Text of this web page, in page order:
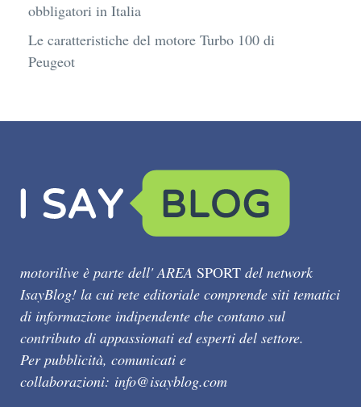
obbligatori in Italia
Le caratteristiche del motore Turbo 100 di
Peugeot
motorilive è parte dell' AREA SPORT del network
IsayBlog! la cui rete editoriale comprende siti tematici
di informazione indipendente che contano sul
contributo di appassionati ed esperti del settore.
Per pubblicità, comunicati e
collaborazioni: info@isayblog.com